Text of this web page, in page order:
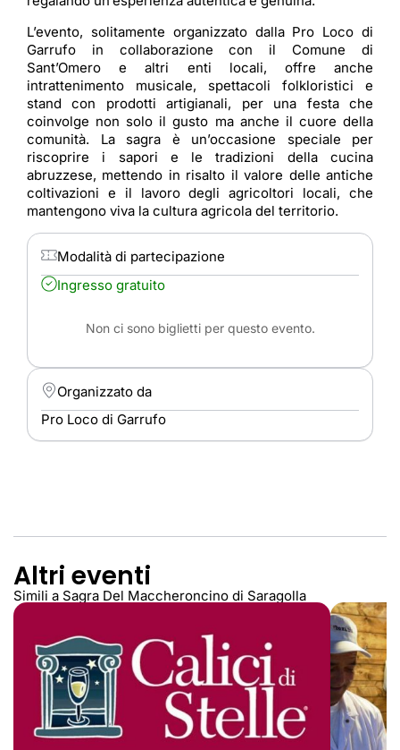
L’evento, solitamente organizzato dalla Pro Loco di
Garrufo in collaborazione con il Comune di
Sant’Omero e altri enti locali, offre anche
intrattenimento musicale, spettacoli folkloristici e
stand con prodotti artigianali, per una festa che
coinvolge non solo il gusto ma anche il cuore della
comunità. La sagra è un’occasione speciale per
riscoprire i sapori e le tradizioni della cucina
abruzzese, mettendo in risalto il valore delle antiche
coltivazioni e il lavoro degli agricoltori locali, che
mantengono viva la cultura agricola del territorio.
Modalità di partecipazione
Ingresso gratuito
Non ci sono biglietti per questo evento.
Organizzato da
Pro Loco di Garrufo
Altri eventi
Simili a Sagra Del Maccheroncino di Saragolla